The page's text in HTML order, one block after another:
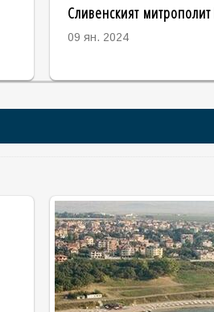
Сливенският
09 ян. 2024